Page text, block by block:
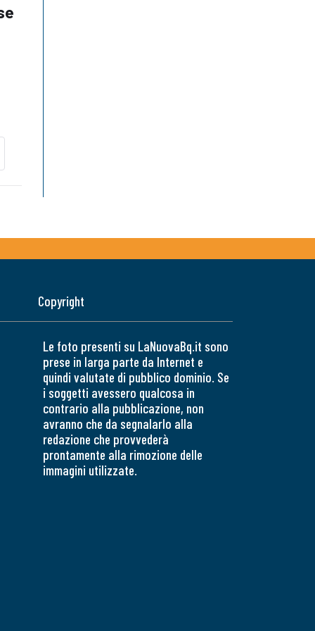
Copyright
Le foto presenti su LaNuovaBq.it sono
prese in larga parte da Internet e
quindi valutate di pubblico dominio. Se
i soggetti avessero qualcosa in
contrario alla pubblicazione, non
avranno che da segnalarlo alla
redazione che provvederà
prontamente alla rimozione delle
immagini utilizzate.